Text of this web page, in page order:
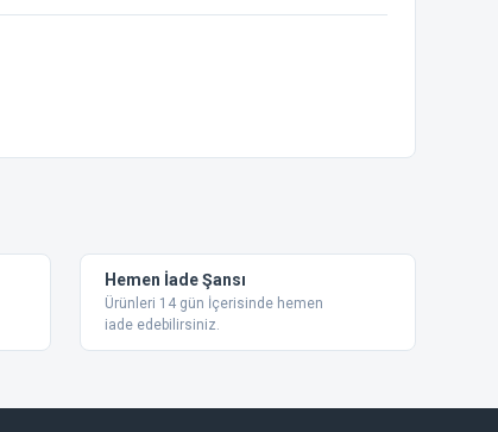
Hemen İade Şansı
Ürünleri 14 gün İçerisinde hemen
iade edebilirsiniz.